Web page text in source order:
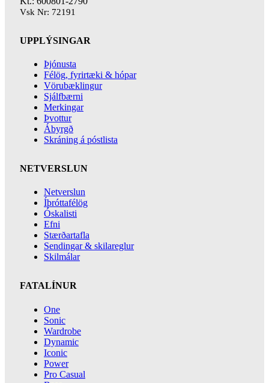
Vsk Nr: 72191
UPPLÝSINGAR
Þjónusta
Félög, fyrirtæki & hópar
Vörubæklingur
Sjálfbærni
Merkingar
Þvottur
Ábyrgð
Skráning á póstlista
NETVERSLUN
Netverslun
Íþróttafélög
Óskalisti
Efni
Stærðartafla
Sendingar & skilareglur
Skilmálar
FATALÍNUR
One
Sonic
Wardrobe
Dynamic
Iconic
Power
Pro Casual